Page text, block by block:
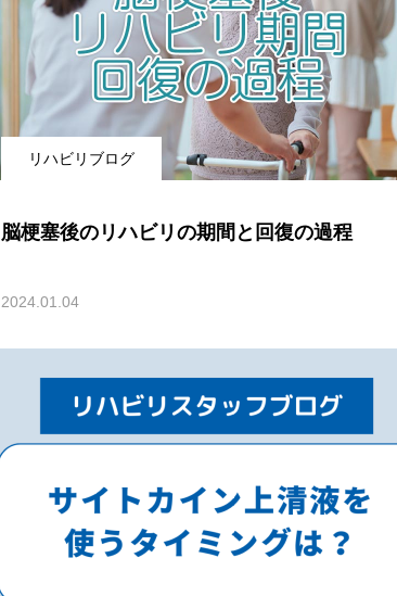
リハビリブログ
脳梗塞後のリハビリの期間と回復の過程
2024.01.04